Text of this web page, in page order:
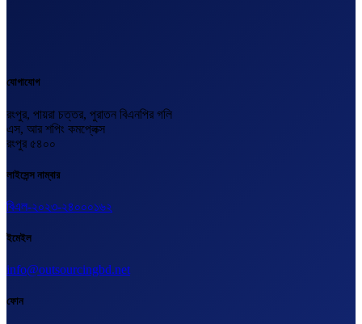
যোগাযোগ
রংপুর, পায়রা চত্তর, পুরাতন বিএনপির গলি
এস, আর শপিং কমপ্লেক্স
রংপুর ৫৪০০
লাইসেন্স নাম্বার
বিএল-২০২৩-২৪০০০১৬২
ইমেইল
info@outsourcingbd.net
ফোন